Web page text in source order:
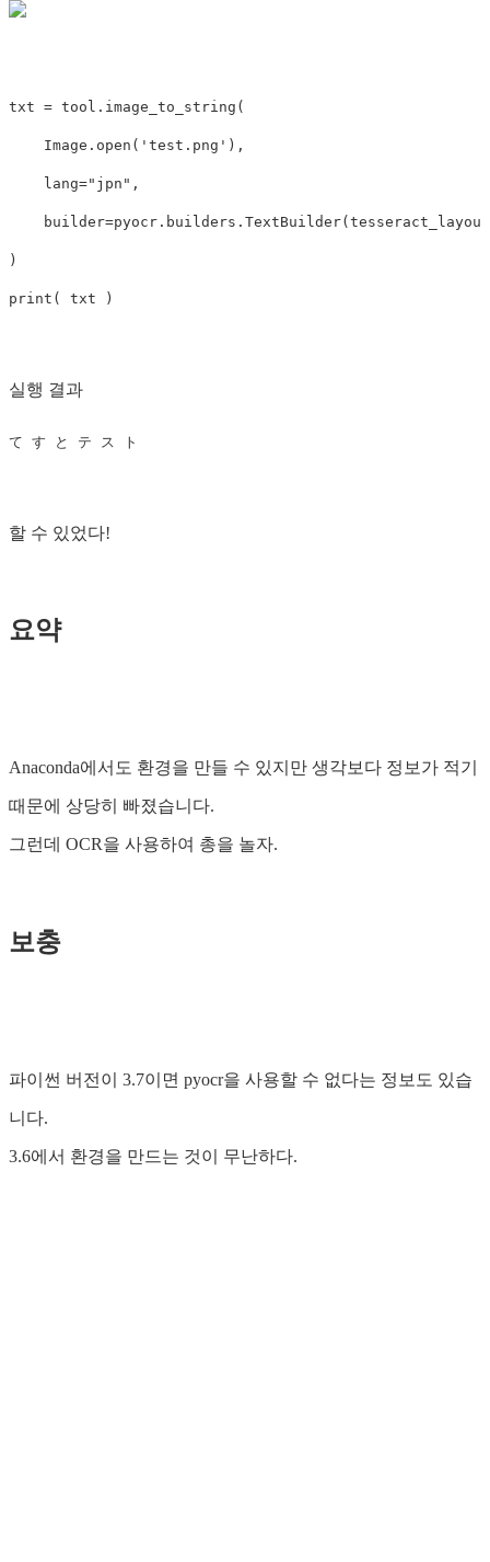
txt = tool . image_to_string (
Image . open ( 'test.png' ),
lang="jpn" ,
builder=pyocr . builders . TextBuilder(tesseract_layout
)
print ( txt )
실행 결과
て す と テ ス ト
할 수 있었다!
요약
Anaconda에서도 환경을 만들 수 있지만 생각보다 정보가 적기
때문에 상당히 빠졌습니다.
그런데 OCR을 사용하여 총을 놀자.
보충
파이썬 버전이 3.7이면 pyocr을 사용할 수 없다는 정보도 있습
니다.
3.6에서 환경을 만드는 것이 무난하다.